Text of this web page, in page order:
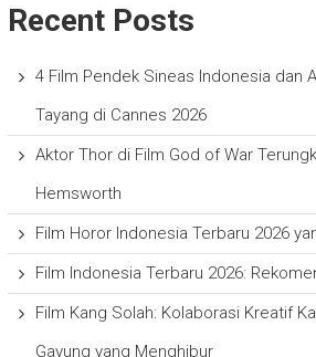
Recent Posts
4 Film Pendek Sineas Indonesia dan
Tayang di Cannes 2026
Aktor Thor di Film God of War
Hemsworth
Film Horor Indonesia Terbaru 2026
Film Indonesia Terbaru 2026:
Film Kang Solah: Kolaborasi Kreatif
Gayung yang Menghibur